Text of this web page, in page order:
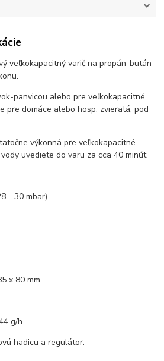
veľkokapacitný varič na propán-bután
panvicou alebo pre veľkokapacitné
pre domáce alebo hosp. zvieratá, pod
výkonná pre veľkokapacitné
uvediete do varu za cca 40 minút.
- 30 mbar)
x 80 mm
g/h
hadicu a regulátor.